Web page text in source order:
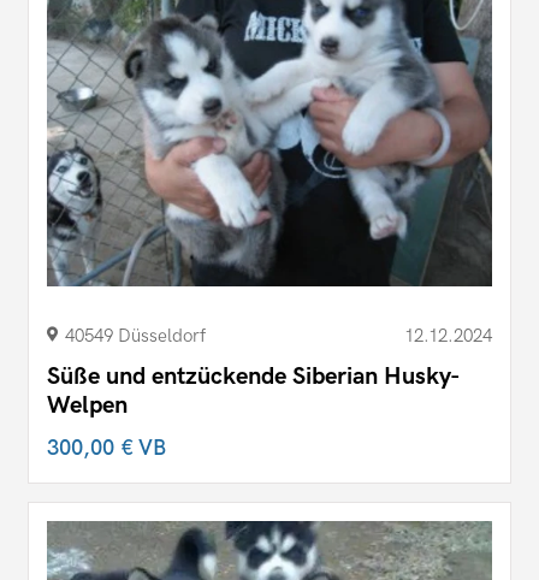
40549 Düsseldorf 12.12.2024
Süße und entzückende Siberian Husky-
Welpen
300,00 €VB